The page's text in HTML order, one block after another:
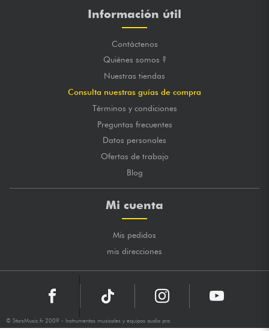
Información útil
Contáctenos
Quiénes somos ?
Nuestras tiendas
Consulta nuestras guías de compra
Términos y condiciones
Preguntas frecuentes
Datos personales
Ofertas de trabajo
Blog
Mi cuenta
Mis pedidos
mis direcciones
© StarsMusic.fr 2009 - Instrumentos musicales y equipos audio pro